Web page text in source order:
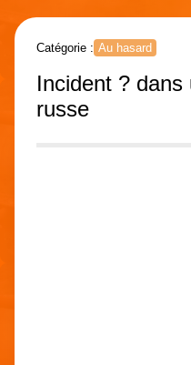
Catégorie : Au hasard
Incident ?
russe